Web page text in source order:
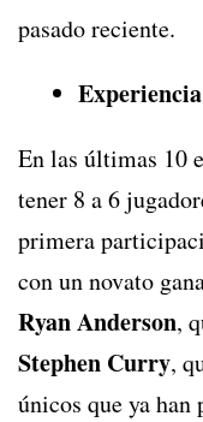
pasado reciente.
Experiencia
En las últimas 10
tener 8 a 6
primera
con un novato
Ryan Anderson,
Stephen Curry,
únicos que ya